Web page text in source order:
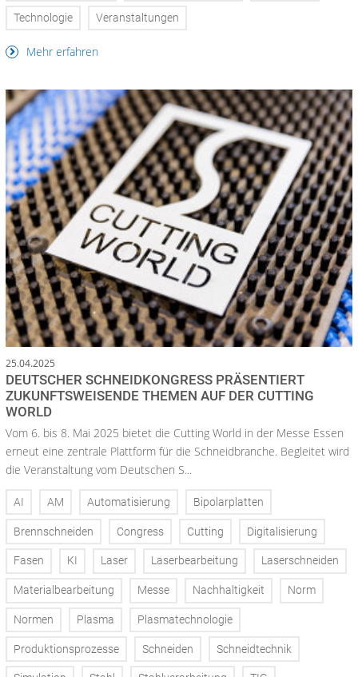
Technologie Veranstaltungen
Mehr erfahren
25.04.2025
DEUTSCHER SCHNEIDKONGRESS PRÄSENTIERT
ZUKUNFTSWEISENDE THEMEN AUF DER CUTTING
WORLD
Vom 6. bis 8. Mai 2025 bietet die Cutting World in der Messe Essen
erneut eine zentrale Plattform für die Schneidbranche. Begleitet wird
die Veranstaltung vom Deutschen S...
AI AM Automatisierung Bipolarplatten
Brennschneiden Congress Cutting Digitalisierung
Fasen KI Laser Laserbearbeitung Laserschneiden
Materialbearbeitung Messe Nachhaltigkeit Norm
Normen Plasma Plasmatechnologie
Produktionsprozesse Schneiden Schneidtechnik